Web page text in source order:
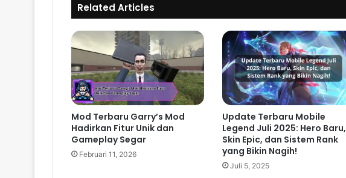
Related Articles
Mod Terbaru Garry’s Mod
Hadirkan Fitur Unik dan
Gameplay Segar
Februari 11, 2026
Update Terbaru Mobile
Legend Juli 2025: Hero Baru,
Skin Epic, dan Sistem Rank
yang Bikin Nagih!
Juli 5, 2025